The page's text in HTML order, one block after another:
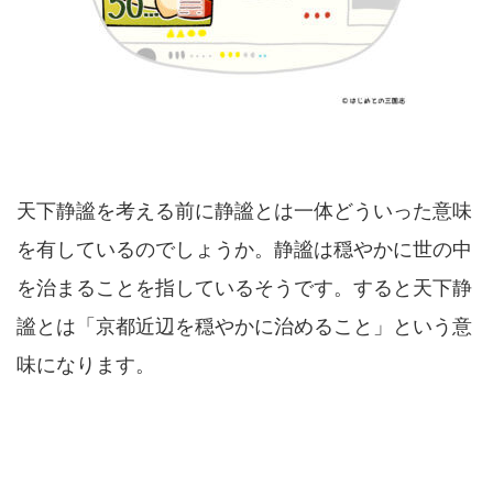
天下静謐を考える前に静謐とは一体どういった意味
を有しているのでしょうか。静謐は穏やかに世の中
を治まることを指しているそうです。すると天下静
謐とは「京都近辺を穏やかに治めること」という意
味になります。